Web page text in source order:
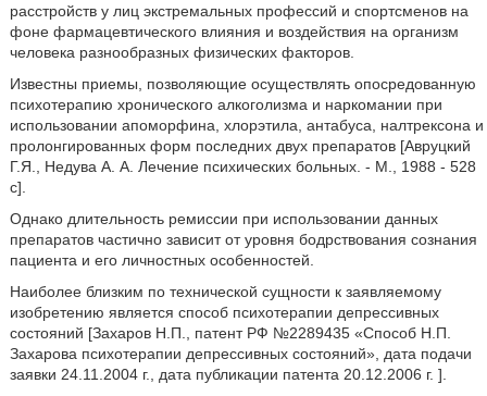
расстройств у лиц экстремальных профессий и спортсменов на
фоне фармацевтического влияния и воздействия на организм
человека разнообразных физических факторов.
Известны приемы, позволяющие осуществлять опосредованную
психотерапию хронического алкоголизма и наркомании при
использовании апоморфина, хлорэтила, антабуса, налтрексона и
пролонгированных форм последних двух препаратов [Авруцкий
Г.Я., Недува А. А. Лечение психических больных. - М., 1988 - 528
с].
Однако длительность ремиссии при использовании данных
препаратов частично зависит от уровня бодрствования сознания
пациента и его личностных особенностей.
Наиболее близким по технической сущности к заявляемому
изобретению является способ психотерапии депрессивных
состояний [Захаров Н.П., патент РФ №2289435 «Способ Н.П.
Захарова психотерапии депрессивных состояний», дата подачи
заявки 24.11.2004 г., дата публикации патента 20.12.2006 г. ].